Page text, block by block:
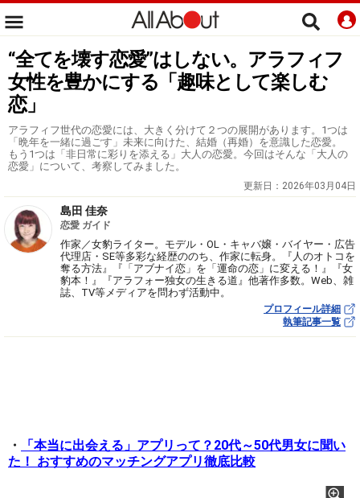
“全てを壊す恋愛”はしない。アラフィフ
女性を豊かにする「趣味として楽しむ
恋」
アラフィフ世代の恋愛には、大きく分けて２つの展開があります。1つは
「晩年を一緒に過ごす」未来に向けた、結婚（再婚）を意識した恋愛。
もう1つは「非日常に彩りを添える」大人の恋愛。今回はそんな「大人の
恋愛」について、考察してみました。
更新日： 2026年03月04日
島田 佳奈
恋愛 ガイド
作家／女豹ライター。モデル・OL・キャバ嬢・バイヤー・広告
代理店・SE等多彩な経歴ののち、作家に転身。『人のオトコを
奪る方法』『「アブナイ恋」を「運命の恋」に変える！』『女
豹本！』『アラフォー独女の生きる道』他著作多数。Web、雑
誌、TV等メディアを問わず活動中。
プロフィール詳細
執筆記事一覧
・
「本当に出会える」アプリって？20代～50代男女に聞い
た！ おすすめのマッチングアプリ徹底比較